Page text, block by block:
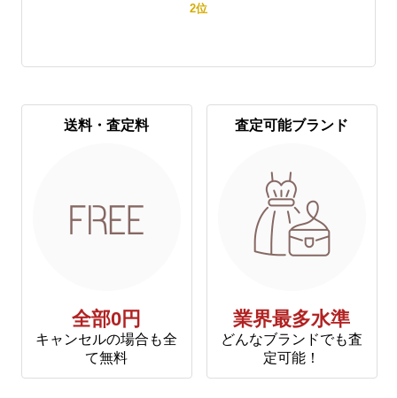
2位
送料・査定料
全部0円
キャンセルの場合も全
て無料
査定可能ブランド
業界最多水準
どんなブランドでも査
定可能！